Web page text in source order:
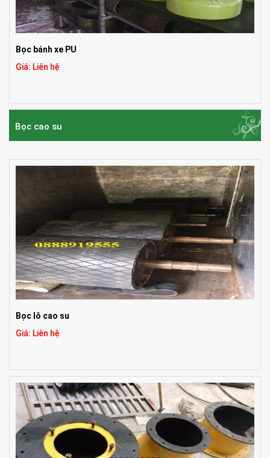
Bọc bánh xe PU
Giá: Liên hệ
Bọc cao su
Bọc lô cao su
Giá: Liên hệ